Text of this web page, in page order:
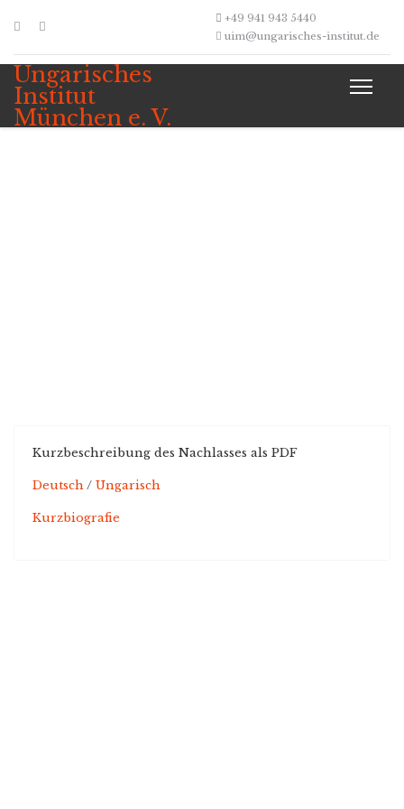
+49 941 943 5440
uim@ungarisches-institut.de
Ungarisches
Institut
München e. V.
Kurzbeschreibung des Nachlasses als PDF
Deutsch/ Ungarisch
Kurzbiografie